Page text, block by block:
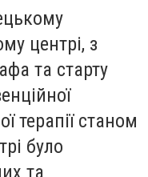
центрі, з
та старту
терапії станом
було
та